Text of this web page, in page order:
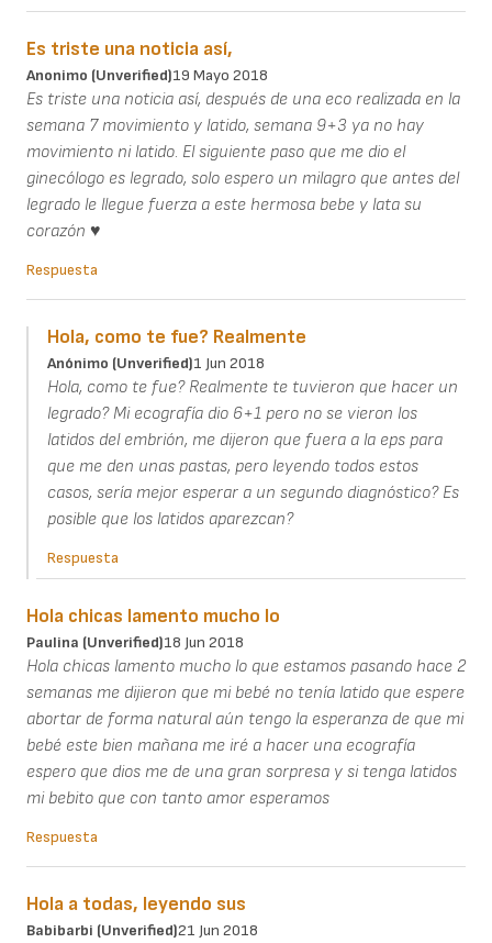
Es triste una noticia así,
Anonimo (unverified)19 Mayo 2018
Es triste una noticia así, después de una eco realizada en la
semana 7 movimiento y latido, semana 9+3 ya no hay
movimiento ni latido. El siguiente paso que me dio el
ginecólogo es legrado, solo espero un milagro que antes del
legrado le llegue fuerza a este hermosa bebe y lata su
corazón ♥
Respuesta
Hola, como te fue? Realmente
Anónimo (unverified)1 Jun 2018
Hola, como te fue? Realmente te tuvieron que hacer un
legrado? Mi ecografía dio 6+1 pero no se vieron los
latidos del embrión, me dijeron que fuera a la eps para
que me den unas pastas, pero leyendo todos estos
casos, sería mejor esperar a un segundo diagnóstico? Es
posible que los latidos aparezcan?
Respuesta
Hola chicas lamento mucho lo
Paulina (unverified)18 Jun 2018
Hola chicas lamento mucho lo que estamos pasando hace 2
semanas me dijieron que mi bebé no tenía latido que espere
abortar de forma natural aún tengo la esperanza de que mi
bebé este bien mañana me iré a hacer una ecografía
espero que dios me de una gran sorpresa y si tenga latidos
mi bebito que con tanto amor esperamos
Respuesta
Hola a todas, leyendo sus
Babibarbi (unverified)21 Jun 2018